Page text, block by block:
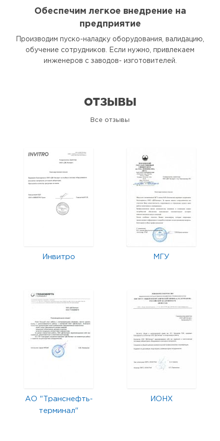
Обеспечим легкое внедрение на
предприятие
Производим пуско-наладку оборудования, валидацию,
обучение сотрудников. Если нужно, привлекаем
инженеров с заводов- изготовителей.
ОТЗЫВЫ
Все отзывы
Инвитро МГУ
АО "Транснефть-
терминал"
ИОНХ